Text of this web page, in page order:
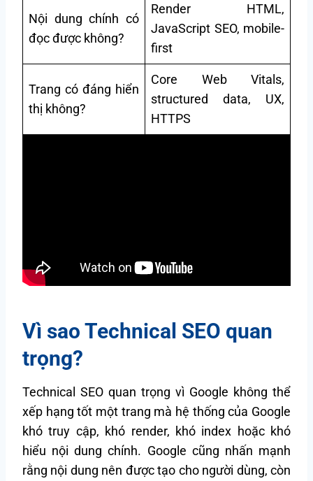
Nội dung chính có
đọc được không?
Render HTML,
JavaScript SEO, mobile-
first
Trang có đáng hiển
thị không?
Core Web Vitals,
structured data, UX,
HTTPS
Vì sao Technical SEO quan
trọng?
Technical SEO quan trọng vì Google không thể
xếp hạng tốt một trang mà hệ thống của Google
khó truy cập, khó render, khó index hoặc khó
hiểu nội dung chính. Google cũng nhấn mạnh
rằng nội dung nên được tạo cho người dùng, còn